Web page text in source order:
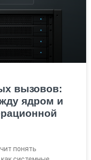
вызовов:
ядром и
понять